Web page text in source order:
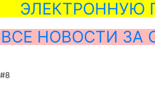
ЭЛЕКТРОННУЮ
ВСЕ НОВОСТИ ЗА
#8